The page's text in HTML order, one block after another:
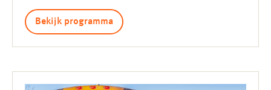
Bekijk programma